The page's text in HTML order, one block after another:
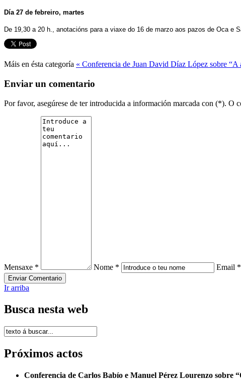
Día 27 de febreiro, martes
De 19,30 a 20 h., anotacións para a viaxe do 16 de marzo aos pazos de Oca e
Máis en ésta categoría « Conferencia de Juan David Díaz López sobre “A
Enviar un comentario
Por favor, asegúrese de ter introducida a información marcada con (*). O
Mensaxe * Nome * Email *
Ir arriba
Busca nesta web
Próximos actos
Conferencia de Carlos Babío e Manuel Pérez Lourenzo sobre